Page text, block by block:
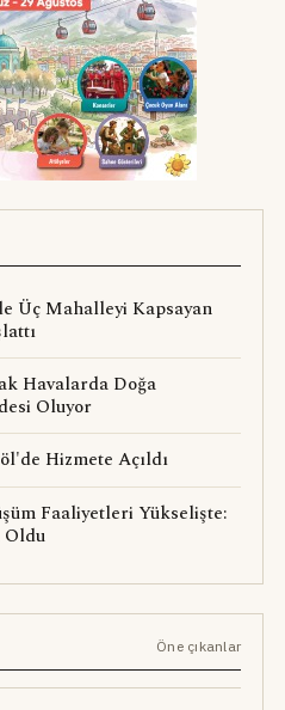
Üç Mahalleyi Kapsayan
Havalarda Doğa
Oluyor
Hizmete Açıldı
Faaliyetleri Yükselişte:
Oldu
Öne çıkanlar